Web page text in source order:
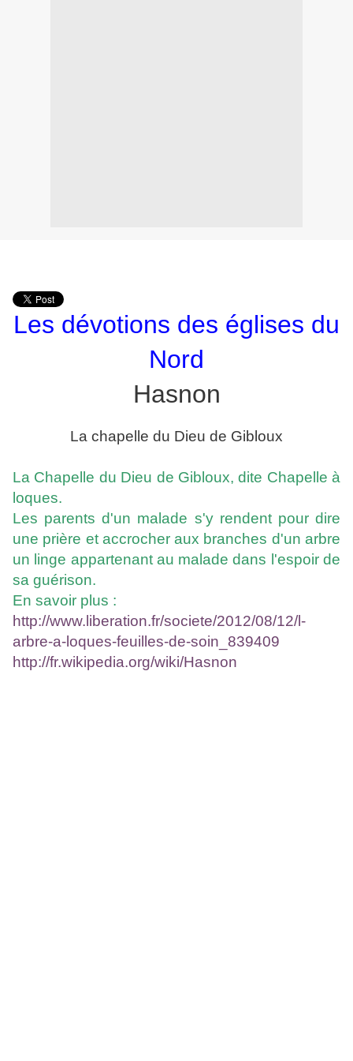
Les dévotions des églises du
Nord
Hasnon
La chapelle du Dieu de Gibloux
La Chapelle du Dieu de Gibloux, dite Chapelle à
loques.
Les parents d'un malade s'y rendent pour dire
une prière et accrocher aux branches d'un arbre
un linge appartenant au malade dans l'espoir de
sa guérison.
En savoir plus :
http://www.liberation.fr/societe/2012/08/12/l-
arbre-a-loques-feuilles-de-soin_839409
http://fr.wikipedia.org/wiki/Hasnon